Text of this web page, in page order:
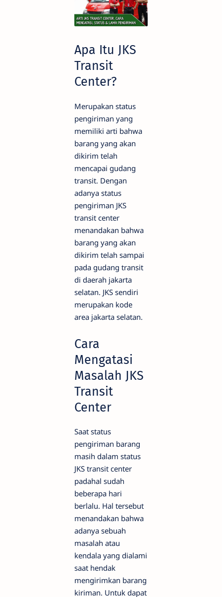
Apa Itu JKS
Transit
Center?
Merupakan status
pengiriman yang
memiliki arti bahwa
barang yang akan
dikirim telah
mencapai gudang
transit. Dengan
adanya status
pengiriman JKS
transit center
menandakan bahwa
barang yang akan
dikirim telah sampai
pada gudang transit
di daerah jakarta
selatan. JKS sendiri
merupakan kode
area jakarta selatan.
Cara
Mengatasi
Masalah JKS
Transit
Center
Saat status
pengiriman barang
masih dalam status
JKS transit center
padahal sudah
beberapa hari
berlalu. Hal tersebut
menandakan bahwa
adanya sebuah
masalah atau
kendala yang dialami
saat hendak
mengirimkan barang
kiriman. Untuk dapat